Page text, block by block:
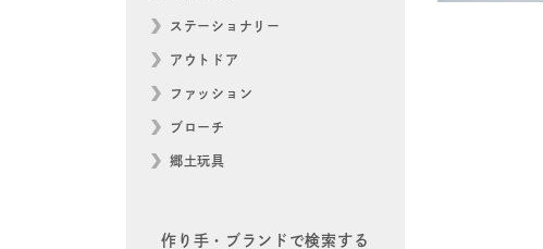
ステーショナリー
アウトドア
ファッション
ブローチ
郷土玩具
作り手・ブランドで検索する